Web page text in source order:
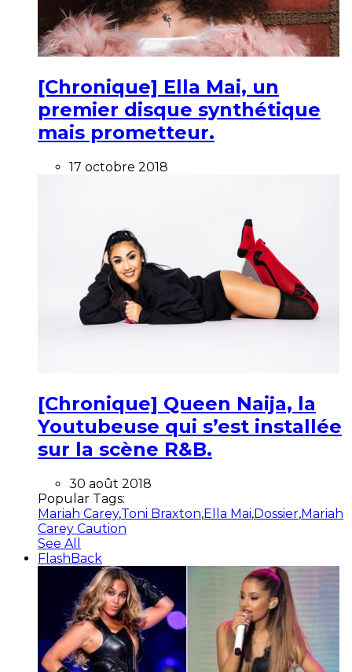
[Chronique] Ella Mai, un
premier disque synthétique
mais prometteur.
17 octobre 2018
[Chronique] Queen Naija, la
Youtubeuse qui s’est installée
sur la scène R&B.
30 août 2018
Popular Tags:
Mariah Carey,Toni Braxton,Ella Mai,Dossier,Mariah
Carey Caution
See All
FlashBack